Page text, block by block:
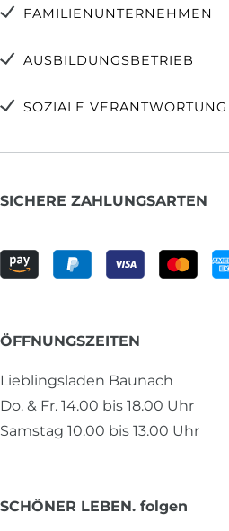
FAMILIENUNTERNEHMEN
AUSBILDUNGSBETRIEB
SOZIALE VERANTWORTUNG
SICHERE ZAHLUNGSARTEN
ÖFFNUNGSZEITEN
Lieblingsladen Baunach
Do. & Fr. 14.00 bis 18.00 Uhr
Samstag 10.00 bis 13.00 Uhr
SCHÖNER LEBEN. folgen